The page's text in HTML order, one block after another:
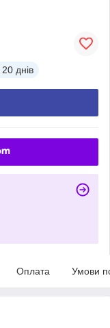
20 днів
Оплата Умови